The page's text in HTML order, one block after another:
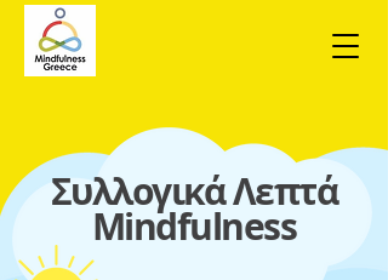
Συλλογικά Λεπτά
Mindfulness